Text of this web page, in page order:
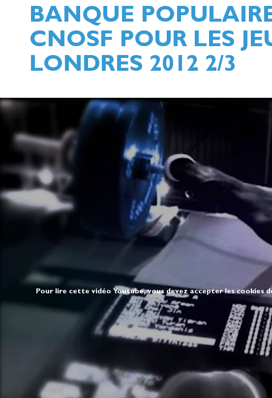
BANQUE
CNOSF POUR LES
LONDRES 2012 2/3
Pour lire cette vidéo Youtube, vous devez accepter les